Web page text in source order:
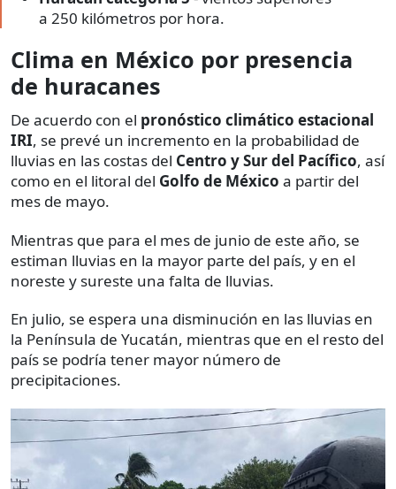
a 250 kilómetros por hora.
Clima en México por presencia
de huracanes
De acuerdo con el pronóstico climático estacional
IRI, se prevé un incremento en la probabilidad de
lluvias en las costas del Centro y Sur del Pacífico, así
como en el litoral del Golfo de México a partir del
mes de mayo.
Mientras que para el mes de junio de este año, se
estiman lluvias en la mayor parte del país, y en el
noreste y sureste una falta de lluvias.
En julio, se espera una disminución en las lluvias en
la Península de Yucatán, mientras que en el resto del
país se podría tener mayor número de
precipitaciones.